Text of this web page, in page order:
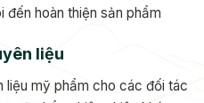
đến hoàn thiện sản phẩm
liệu
liệu mỹ phẩm cho các đối tác